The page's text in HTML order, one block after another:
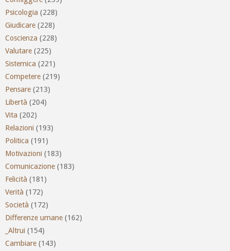
Psicologia (228)
Giudicare (228)
Coscienza (228)
Valutare (225)
Sistemica (221)
Competere (219)
Pensare (213)
Libertà (204)
Vita (202)
Relazioni (193)
Politica (191)
Motivazioni (183)
Comunicazione (183)
Felicità (181)
Verità (172)
Società (172)
Differenze umane (162)
_Altrui (154)
Cambiare (143)